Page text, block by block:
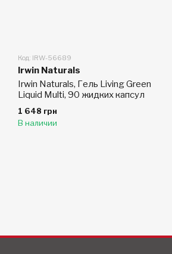
Код: IRW-56689
Irwin Naturals
Irwin Naturals, Гель Living Green
Liquid Multi, 90 жидких капсул
1 648 грн
В наличии